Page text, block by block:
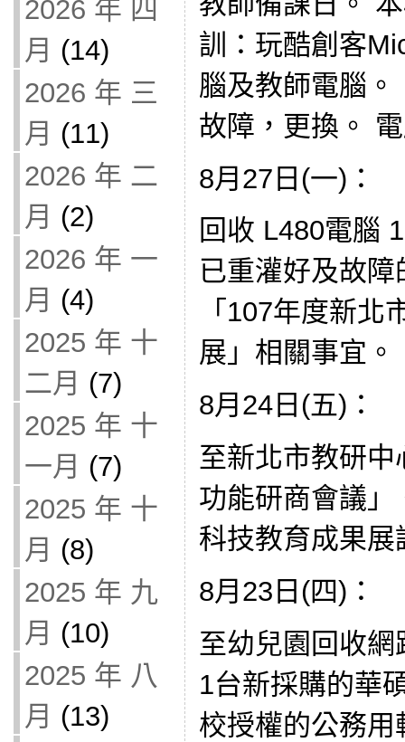
2026 年 四
月 (14)
2026 年 三
月 (11)
2026 年 二
月 (2)
2026 年 一
月 (4)
2025 年 十
二月 (7)
2025 年 十
一月 (7)
2025 年 十
月 (8)
2025 年 九
月 (10)
2025 年 八
月 (13)
訓：玩酷創客
腦及教師電腦
故障，更換。
8月27日(一)：
回收 L480電腦
已重灌好及故
「107年度新北
展」相關事宜。
8月24日(五)：
至新北市教研
功能研商會議
科技教育成果展
8月23日(四)：
至幼兒園回收
1台新採購的華
校授權的公務